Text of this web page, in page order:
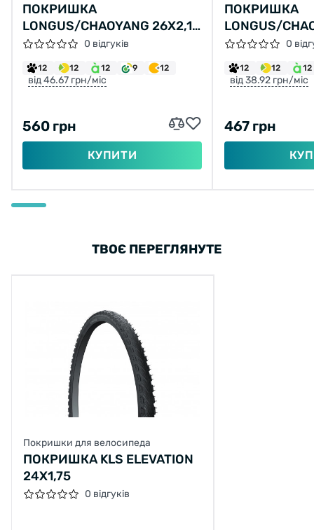
ПОКРИШКА
LONGUS/CHAOYANG 26X2,10
H-5129 VICTORY (52-559)
0 відгуків
12 12 12 9 12
від 46.67 грн/міс
560 грн
КУПИТИ
ПОКРИШКА
LONGUS/
27,5X2,20 Н-
PHANTOM
715Г
0
12 12 12
від 38.92 грн/міс
467 грн
ТВОЄ ПЕРЕГЛЯНУТЕ
Покришки для велосипеда
ПОКРИШКА KLS ELEVATION
24X1,75
0 відгуків